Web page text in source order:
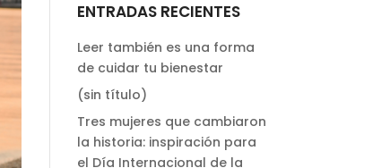
ENTRADAS RECIENTES
Leer también es una forma
de cuidar tu bienestar
(sin título)
Tres mujeres que cambiaron
la historia: inspiración para
el Día Internacional de la